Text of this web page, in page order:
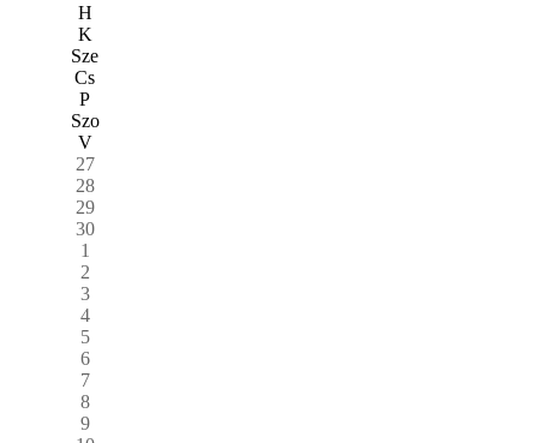
H
K
Sze
Cs
P
Szo
V
27
28
29
30
1
2
3
4
5
6
7
8
9